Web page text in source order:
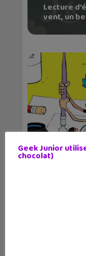
Lecture
vent, un
Zep et
Geek Junior
chocolat)